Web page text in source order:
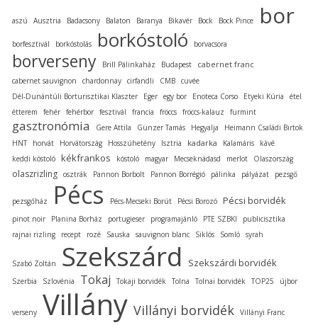
aszú Ausztria Badacsony Balaton Baranya Bikavér Bock Bock Pince bor
borfesztivál borkóstolás borkóstoló borvacsora
borverseny Brill Pálinkaház Budapest cabernet franc
cabernet sauvignon chardonnay cirfandli CMB cuvée
Dél-Dunántúli Borturisztikai Klaszter
Eger egy bor Enoteca Corso Etyeki Kúria
étel
étterem
fehér fehérbor fesztivál francia fröccs fröccs-kalauz furmint
gasztronómia Gere Attila Günzer Tamás Hegyalja
Heimann Családi Birtok
HNT
horvát Horvátország Hosszúhetény Isztria kadarka Kalamáris
kávé
keddi kóstoló kékfrankos kóstoló magyar Mecseknádasd merlot Olaszország
olaszrizling osztrák Pannon Borbolt Pannon Borrégió pálinka pályázat pezsgő
pezsgőház Pécs Pécs-Mecseki Borút Pécsi Borozó Pécsi borvidék
pinot noir Planina Borház portugieser programajánló PTE SZBKI
publicisztika
rajnai rizling
recept rozé Sauska sauvignon blanc Siklós Somló syrah
Szabó Zoltán Szekszárd Szekszárdi borvidék
Szerbia Szlovénia Tokaj Tokaji borvidék Tolna Tolnai borvidék TOP25 újbor
verseny Villány Villányi borvidék Villányi Franc